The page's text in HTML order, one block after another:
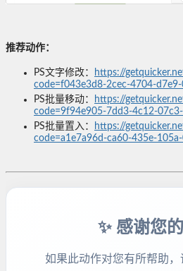
推荐动作：
PS文字修改：
https://
code=f043e3d8-2cec-4704-
PS批量移动：
https://
code=9f94e905-7dd3-4c12-
PS批量置入：
https://
code=a1e7a96d-ca60-435e-
✨ 感谢您
如果此动作对您有所帮助